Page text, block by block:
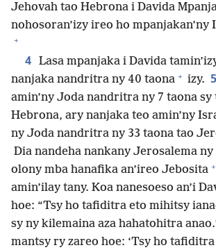
Jehovah tao Hebrona i Davida
nohosoran’izy ireo ho mpanjakan’ny
+
4 Lasa mpanjaka i Davida
nanjaka nandritra ny 40 taona + izy. 5
amin’ny Joda nandritra ny 7 taona sy
Hebrona, ary nanjaka teo amin’ny
ny Joda nandritra ny 33 taona tao
Dia nandeha nankany Jerosalema
olony mba hanafika an’ireo Jebosita +
amin’ilay tany. Koa nanesoeso an’i
hoe: “Tsy ho tafiditra eto mihitsy
sy ny kilemaina aza hahatohitra
mantsy ry zareo hoe: ‘Tsy ho